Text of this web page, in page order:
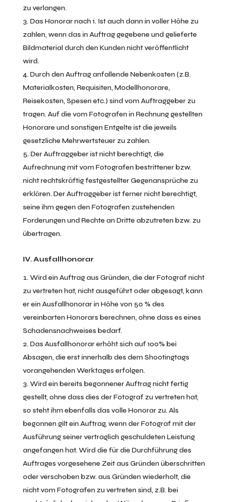
zu verlangen.
Das Honorar nach 1. Ist auch dann in voller Höhe zu
zahlen, wenn das in Auftrag gegebene und gelieferte
Bildmaterial durch den Kunden nicht veröffentlicht
wird.
Durch den Auftrag anfallende Nebenkosten (z.B.
Materialkosten, Requisiten, Modellhonorare,
Reisekosten, Spesen etc.) sind vom Auftraggeber zu
tragen. Auf die vom Fotografen in Rechnung gestellten
Honorare und sonstigen Entgelte ist die jeweils
gesetzliche Mehrwertsteuer zu zahlen.
Der Auftraggeber ist nicht berechtigt, die
Aufrechnung mit vom Fotografen bestrittener bzw.
nicht rechtskräftig festgestellter Gegenansprüche zu
erklären. Der Auftraggeber ist ferner nicht berechtigt,
seine ihm gegen den Fotografen zustehenden
Forderungen und Rechte an Dritte abzutreten bzw. zu
übertragen.
IV. Ausfallhonorar
Wird ein Auftrag aus Gründen, die der Fotograf nicht
zu vertreten hat, nicht ausgeführt oder abgesagt, kann
er ein Ausfallhonorar in Höhe von 50 % des
vereinbarten Honorars berechnen, ohne dass es eines
Schadensnachweises bedarf.
Das Ausfallhonorar erhöht sich auf 100% bei
Absagen, die erst innerhalb des dem Shootingtags
vorangehenden Werktages erfolgen.
Wird ein bereits begonnener Auftrag nicht fertig
gestellt, ohne dass dies der Fotograf zu vertreten hat,
so steht ihm ebenfalls das volle Honorar zu. Als
begonnen gilt ein Auftrag, wenn der Fotograf mit der
Ausführung seiner vertraglich geschuldeten Leistung
angefangen hat. Wird die für die Durchführung des
Auftrages vorgesehene Zeit aus Gründen überschritten
oder verschoben bzw. aus Gründen wiederholt, die
nicht vom Fotografen zu vertreten sind, z.B. bei